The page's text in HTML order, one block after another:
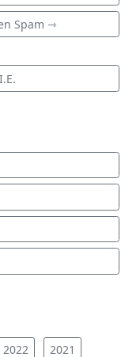
Spam ⇾
2022 2021